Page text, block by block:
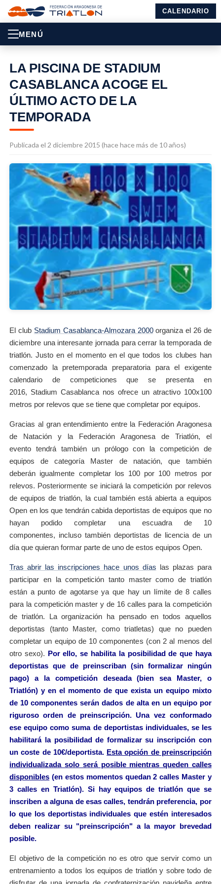
CALENDARIO
MENÚ
LA PISCINA DE STADIUM
CASABLANCA ACOGE EL
ÚLTIMO ACTO DE LA
TEMPORADA
Publicada el 2 diciembre 2015 (hace hace más de 10 años)
El club Stadium Casablanca-Almozara 2000organiza el 26 de
diciembre una interesante jornada para cerrar la temporada de
triatlón. Justo en el momento en el que todos los clubes han
comenzado la pretemporada preparatoria para el exigente
calendario de competiciones que se presenta en
2016, Stadium Casablanca nos ofrece un atractivo 100x100
metros por relevos que se tiene que completar por equipos.
Gracias al gran entendimiento entre la Federación Aragonesa
de Natación y la Federación Aragonesa de Triatlón, el
evento tendrá también un prólogo con la competición de
equipos de categoría Master de natación, que también
deberán igualmente completar los 100 por 100 metros por
relevos. Posteriormente se iniciará la competición por relevos
de equipos de triatlón, la cual también está abierta a equipos
Open en los que tendrán cabida deportistas de equipos que no
hayan podido completar una escuadra de 10
componentes, incluso también deportistas de licencia de un
día que quieran formar parte de uno de estos equipos Open.
Tras abrir las inscripciones hace unos días las plazas para
participar en la competición tanto master como de triatlón
están a punto de agotarse ya que hay un límite de 8 calles
para la competición master y de 16 calles para la competición
de triatlón. La organización ha pensado en todos aquellos
deportistas (tanto Master, como triatletas) que no pueden
completar un equipo de 10 componentes (con 2 al menos del
otro sexo). Por ello, se habilita la posibilidad de que haya
deportistas que de preinscriban (sin formalizar ningún
pago) a la competición deseada (bien sea Master, o
Triatlón) y en el momento de que exista un equipo mixto
de 10 componentes serán dados de alta en un equipo por
riguroso orden de preinscripción. Una vez conformado
ese equipo como suma de deportistas individuales, se les
habilitará la posibilidad de formalizar su inscripción con
un coste de 10€/deportista. Esta opción de preinscripción
individualizada solo será posible mientras queden calles
disponibles (en estos momentos quedan 2 calles Master y
3 calles en Triatlón). Si hay equipos de triatlón que se
inscriben a alguna de esas calles, tendrán preferencia, por
lo que los deportistas individuales que estén interesados
deben realizar su "preinscripción" a la mayor brevedad
posible.
El objetivo de la competición no es otro que servir como un
entrenamiento a todos los equipos de triatlón y sobre todo de